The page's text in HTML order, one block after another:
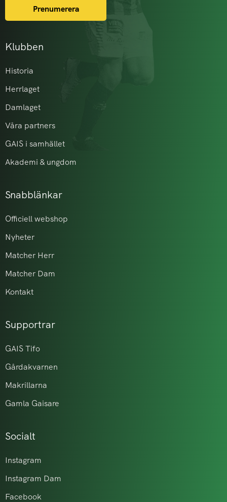
Klubben
Historia
Herrlaget
Damlaget
Våra partners
GAIS i samhället
Akademi & ungdom
Snabblänkar
Officiell webshop
Nyheter
Matcher Herr
Matcher Dam
Kontakt
Supportrar
GAIS Tifo
Gårdakvarnen
Makrillarna
Gamla Gaisare
Socialt
Instagram
Instagram Dam
Facebook
Prenumerera